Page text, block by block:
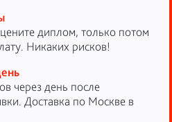
диплом, только потом
Никаких рисков!
через день после
Доставка по Москве в